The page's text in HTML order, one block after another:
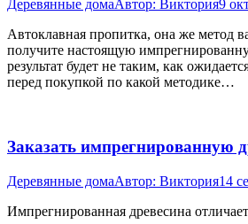
Деревянные домаАвтор: Виктория9
Автоклавная пропитка, она же метод
получите настоящую
результат будет не таким, как
перед покупкой по какой методике…
Заказать импрегнированную
Деревянные домаАвтор: Виктория14
Импрегнированная древесина